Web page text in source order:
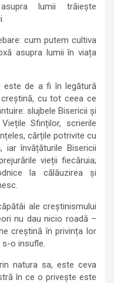
lumii trăiește
cum putem cultiva
asupra lumii în viața
este de a fi în legătură
cu tot ceea ce
slujbele Bisericii și
Sfinților, scrierile
cărțile potrivite cu
iar învățăturile Bisericii
vieții fiecăruia;
la călăuzirea și
ale creștinismului
nu dau nicio roadă –
creștină în privința lor
s-o insufle.
natura sa, este ceva
în ce o privește este